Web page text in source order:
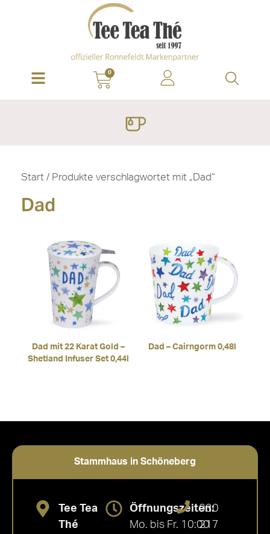
0
Start / Produkte verschlagwortet mit „Dad“
Dad
Dad mit 22 Karat Gold –
Shetland Infuser Set 0,44l
Dad – Cairngorm 0,48l
Stammhaus in Schöneberg
Tee Tea
Thé
Öffnungszeiten:
Mo. bis Fr. 10:00
030
217